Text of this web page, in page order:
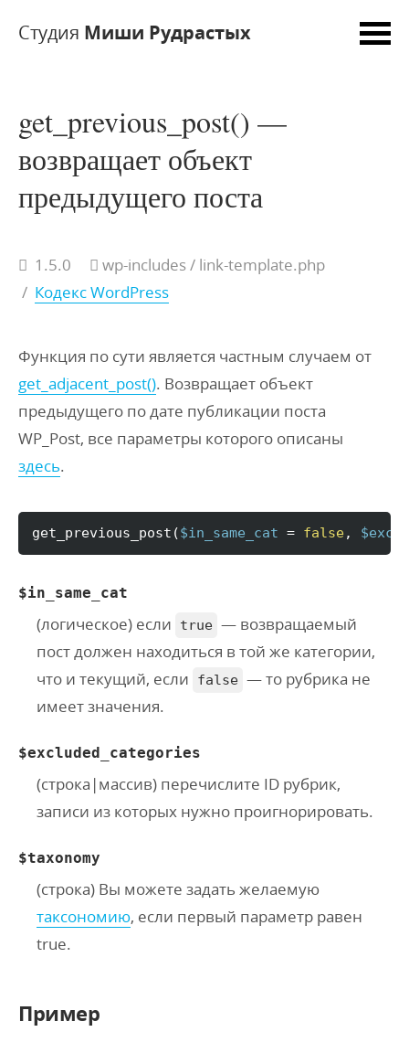
Студия Миши Рудрастых
get_previous_post() —
возвращает объект
предыдущего поста
1.5.0 wp-includes/ link-template.php
/ Кодекс WordPress
Функция по сути является частным случаем от
get_adjacent_post(). Возвращает объект
предыдущего по дате публикации поста
WP_Post, все параметры которого описаны
здесь.
get_previous_post ($in_same_cat = false,
$in_same_cat
(логическое) если true — возвращаемый
пост должен находиться в той же категории,
что и текущий, если
false — то рубрика не
имеет значения.
$excluded_categories
(строка |массив) перечислите ID рубрик,
записи из которых нужно проигнорировать.
$taxonomy
(строка) Вы можете задать желаемую
таксономию, если первый параметр равен
true.
Пример